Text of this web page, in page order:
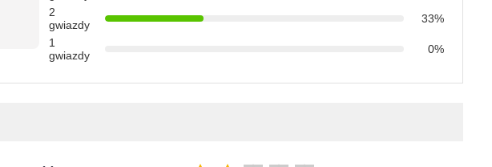
2
gwiazdy
33%
1
gwiazdy
0%